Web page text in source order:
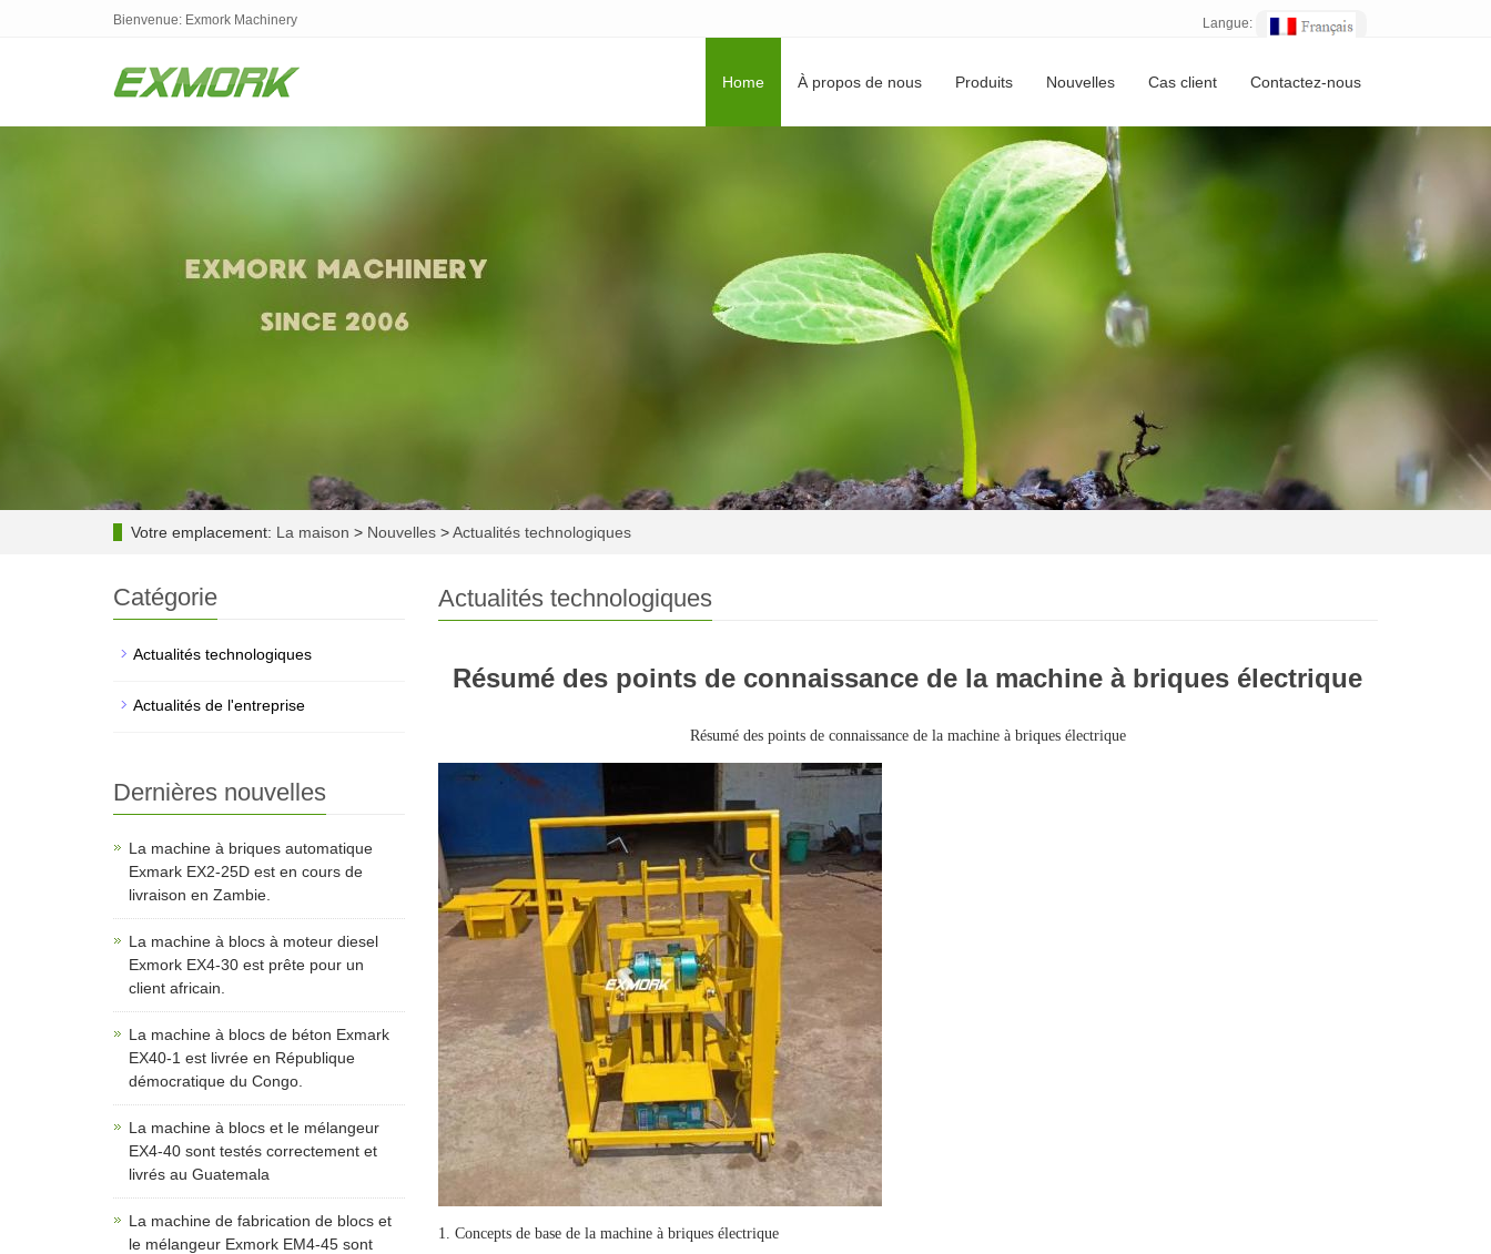
Bienvenue: Exmork Machinery Langue:
Home À propos de nous Produits Nouvelles Cas client Contactez-nous
Votre emplacement: La maison > Nouvelles >Actualités technologiques
Actualités technologiques
Résumé des points de connaissance de la machine à briques électrique
Résumé des points de connaissance de la machine à briques électrique
1. Concepts de base de la machine à briques électrique
Catégorie
Actualités technologiques
Actualités de l'entreprise
Dernières nouvelles
La machine à briques automatique
Exmark EX2-25D est en cours de
livraison en Zambie.
La machine à blocs à moteur diesel
Exmork EX4-30 est prête pour un
client africain.
La machine à blocs de béton Exmark
EX40-1 est livrée en République
démocratique du Congo.
La machine à blocs et le mélangeur
EX4-40 sont testés correctement et
livrés au Guatemala
La machine de fabrication de blocs et
le mélangeur Exmork EM4-45 sont